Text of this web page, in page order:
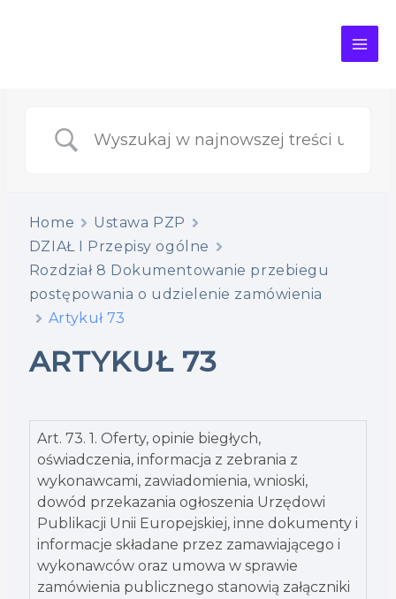
Home
Ustawa PZP
DZIAŁ I Przepisy ogólne
Rozdział 8 Dokumentowanie przebiegu
postępowania o udzielenie zamówienia
Artykuł 73
ARTYKUŁ 73
Art. 73. 1. Oferty, opinie biegłych,
oświadczenia, informacja z zebrania z
wykonawcami, zawiadomienia, wnioski,
dowód przekazania ogłoszenia Urzędowi
Publikacji Unii Europejskiej, inne dokumenty i
informacje składane przez zamawiającego i
wykonawców oraz umowa w sprawie
zamówienia publicznego stanowią załączniki